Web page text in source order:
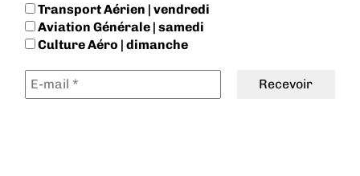
Transport Aérien | vendredi
Aviation Générale | samedi
Culture Aéro | dimanche